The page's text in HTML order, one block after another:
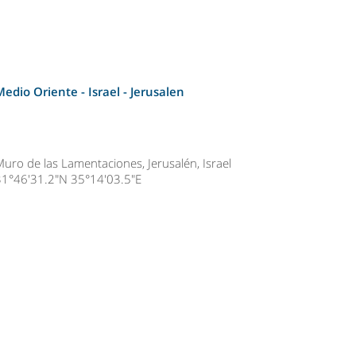
Oriente - Israel - Jerusalen
de las Lamentaciones, Jerusalén, Israel
35°14'03.5"E